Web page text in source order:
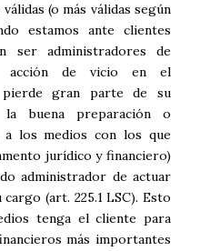
(o más válidas según
estamos ante clientes
ser administradores de
acción de vicio en el
gran parte de su
buena preparación o
a los medios con los que
jurídico y financiero)
administrador de actuar
(art. 225.1 LSC). Esto
tenga el cliente para
más importantes